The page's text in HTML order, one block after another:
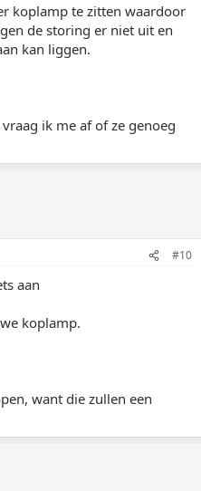
koplamp te zitten waardoor
de storing er niet uit en
kan liggen.
ik me af of ze genoeg
#10
aan
koplamp.
want die zullen een